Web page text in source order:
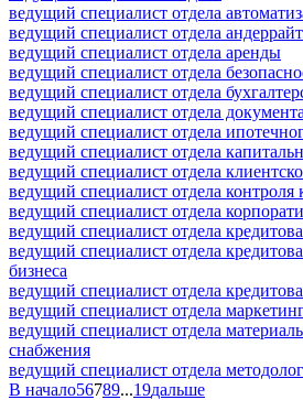
ведущий специалист отдела
ведущий специалист отдела
ведущий специалист отдела аренды
ведущий специалист отдела
ведущий специалист отдела
ведущий специалист отдела
ведущий специалист отдела
ведущий специалист отдела
ведущий специалист отдела
ведущий специалист отдела контроля
ведущий специалист отдела
ведущий специалист отдела
ведущий специалист отдела
бизнеса
ведущий специалист отдела
ведущий специалист отдела
ведущий специалист отдела
снабжения
ведущий специалист отдела
В начало56789...19дальше